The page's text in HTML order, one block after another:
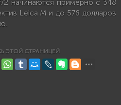
начинаются примерно с 348
Leica M и до 578 долларов
ЭТОЙ СТРАНИЦЕЙ